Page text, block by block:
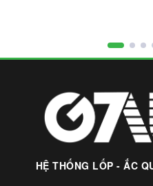
HỆ THỐNG LỐP - ẮC